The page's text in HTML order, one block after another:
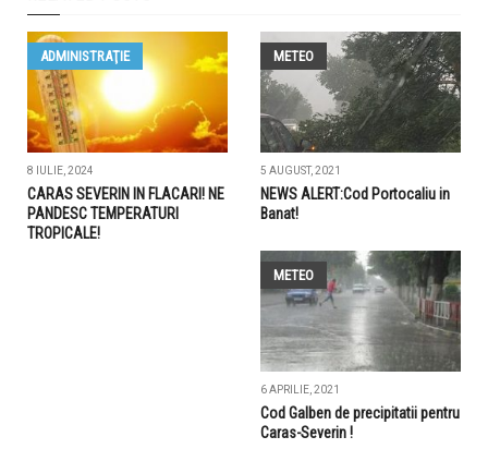
ADMINISTRAŢIE
8 IULIE, 2024
CARAS SEVERIN IN FLACARI! NE
PANDESC TEMPERATURI
TROPICALE!
METEO
5 AUGUST, 2021
NEWS ALERT:Cod Portocaliu in
Banat!
METEO
6 APRILIE, 2021
Cod Galben de precipitatii pentru
Caras-Severin !